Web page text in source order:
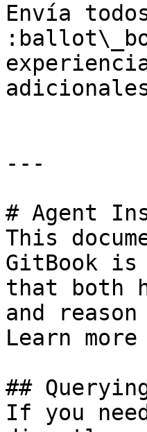
Envía
---
# Agent
This
GitBook is
that both
and
Learn
##
If you